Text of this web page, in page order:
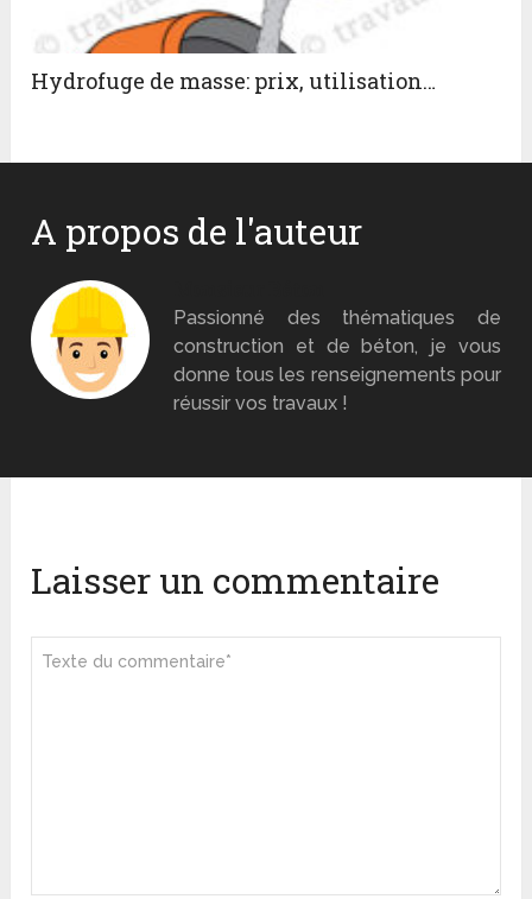
Hydrofuge de masse: prix, utilisation…
A propos de l'auteur
Passionné des thématiques de
construction et de béton, je vous
donne tous les renseignements pour
réussir vos travaux !
Laisser un commentaire